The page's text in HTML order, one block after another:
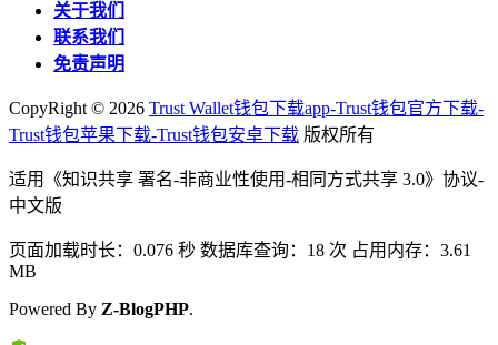
关于我们
联系我们
免责声明
CopyRight © 2026 Trust Wallet钱包下载app-Trust钱包官方下载-
Trust钱包苹果下载-Trust钱包安卓下载 版权所有
适用《知识共享 署名-非商业性使用-相同方式共享 3.0》协议-
中文版
页面加载时长：0.076 秒 数据库查询：18 次 占用内存：3.61
MB
Powered By Z-BlogPHP.